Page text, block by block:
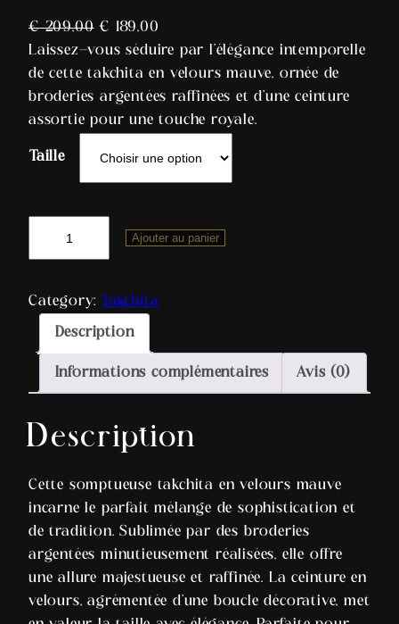
€209,00 € 189,00
Laissez-vous séduire par l’élégance intemporelle
de cette takchita en velours mauve, ornée de
broderies argentées raffinées et d’une ceinture
assortie pour une touche royale.
Taille
Ajouter au panier
Category:Takchita
Description
Informations complémentaires Avis (0)
Description
Cette somptueuse takchita en velours mauve
incarne le parfait mélange de sophistication et
de tradition. Sublimée par des broderies
argentées minutieusement réalisées, elle offre
une allure majestueuse et raffinée. La ceinture en
velours, agrémentée d’une boucle décorative, met